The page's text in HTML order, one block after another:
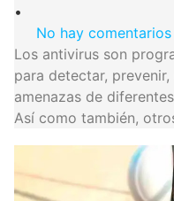
•
No hay comentarios
Los antivirus son
para detectar,
amenazas de
Así como también,